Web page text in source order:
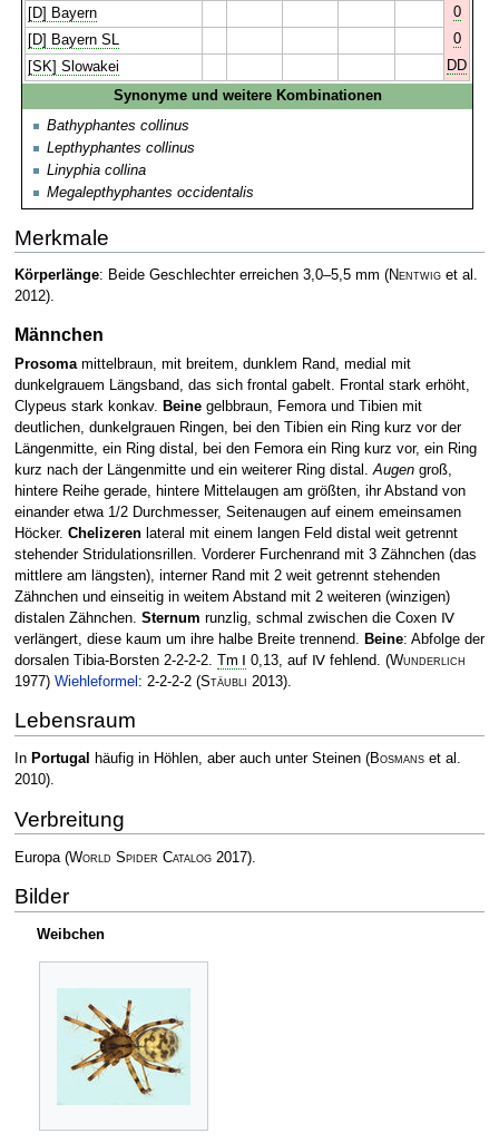
[D] Bayern
0
[D] Bayern SL
0
[SK] Slowakei
DD
Synonyme und weitere Kombinationen
Bathyphantes collinus
Lepthyphantes collinus
Linyphia collina
Megalepthyphantes occidentalis
Merkmale
Körperlänge: Beide Geschlechter erreichen 3,0–5,5 mm (Nentwiget al.
2012).
Männchen
Prosomamittelbraun, mit breitem, dunklem Rand, medial mit
dunkelgrauem Längsband, das sich frontal gabelt. Frontal stark erhöht,
Clypeus stark konkav.
Beinegelbbraun, Femora und Tibien mit
deutlichen, dunkelgrauen Ringen, bei den Tibien ein Ring kurz vor der
Längenmitte, ein Ring distal, bei den Femora ein Ring kurz vor, ein Ring
kurz nach der Längenmitte und ein weiterer Ring distal. Augengroß,
hintere Reihe gerade, hintere Mittelaugen am größten, ihr Abstand von
einander etwa 1/2 Durchmesser, Seitenaugen auf einem emeinsamen
Höcker. Chelizerenlateral mit einem langen Feld distal weit getrennt
stehender Stridulationsrillen. Vorderer Furchenrand mit 3 Zähnchen (das
mittlere am längsten), interner Rand mit 2 weit getrennt stehenden
Zähnchen und einseitig in weitem Abstand mit 2 weiteren (winzigen)
distalen Zähnchen. Sternum runzlig, schmal zwischen die Coxen Ⅳ
verlängert, diese kaum um ihre halbe Breite trennend.
Beine: Abfolge der
dorsalen Tibia-Borsten 2-2-2-2. Tm Ⅰ 0,13, auf Ⅳ fehlend. (Wunderlich
1977) Wiehleformel : 2-2-2-2 (Stäubli 2013).
Lebensraum
In Portugal häufig in Höhlen, aber auch unter Steinen (Bosmanset al.
2010).
Verbreitung
Europa (World Spider Catalog2017).
Bilder
Weibchen